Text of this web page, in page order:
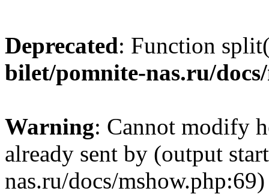
Deprecated: Function
bilet/pomnite-nas.ru/
Warning: Cannot modify
already sent by (output
nas.ru/docs/